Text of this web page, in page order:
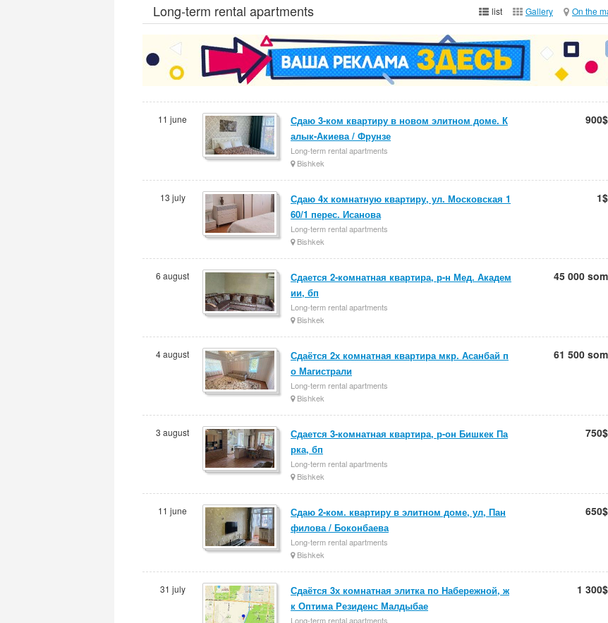
Long-term rental apartments list Gallery On the
11 june
Сдаю 3-ком квартиру в новом элитном доме. К
алык-Акиева / Фрунзе
Long-term rental apartments
Bishkek
900$
13 july
Сдаю 4х комнатную квартиру, ул. Московская 1
60/1 перес. Исанова
Long-term rental apartments
Bishkek
1$
6 august
Сдается 2-комнатная квартира, р-н Мед. Академ
ии, бп
Long-term rental apartments
Bishkek
45 000 som
4 august
Сдаётся 2х комнатная квартира мкр. Асанбай п
о Магистрали
Long-term rental apartments
Bishkek
61 500 som
3 august
Сдается 3-комнатная квартира, р-он Бишкек Па
рка, бп
Long-term rental apartments
Bishkek
750$
11 june
Сдаю 2-ком. квартиру в элитном доме, ул, Пан
филова / Боконбаева
Long-term rental apartments
Bishkek
650$
31 july
Сдаётся 3х комнатная элитка по Набережной, ж
к Оптима Резиденс Малдыбае
Long-term rental apartments
1 300$